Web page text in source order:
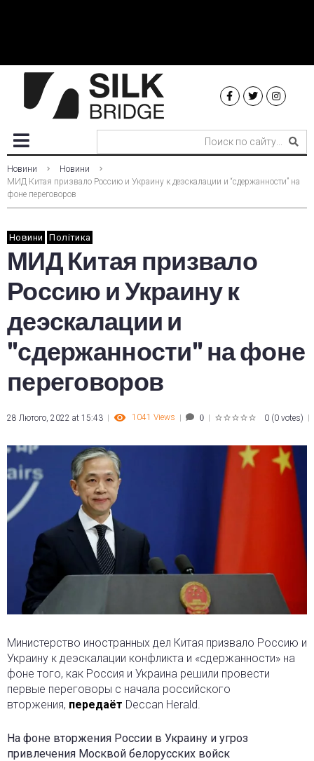
Новини
Новини
МИД Китая призвало Россию и Украину к деэскалации и “сдержанности” на
фоне переговоров
Новини Політика
МИД Китая призвало
Россию и Украину к
деэскалации и
"сдержанности" на фоне
переговоров
28 Лютого, 2022 at 15:43 1041 Views 0 0 (0 votes)
Министерство иностранных дел Китая призвало Россию и
Украину к деэскалации конфликта и «сдержанности» на
фоне того, как Россия и Украина решили провести
первые переговоры с начала российского
вторжения, передаёт Deccan Herald.
На фоне вторжения России в Украину и угроз
привлечения Москвой белорусских войск